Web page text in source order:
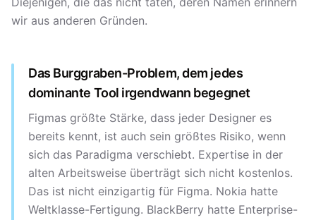
wir aus anderen Gründen.
Das Burggraben-Problem, dem jedes
dominante Tool irgendwann begegnet
Figmas größte Stärke, dass jeder Designer es
bereits kennt, ist auch sein größtes Risiko, wenn
sich das Paradigma verschiebt. Expertise in der
alten Arbeitsweise überträgt sich nicht kostenlos.
Das ist nicht einzigartig für Figma. Nokia hatte
Weltklasse-Fertigung. BlackBerry hatte Enterprise-